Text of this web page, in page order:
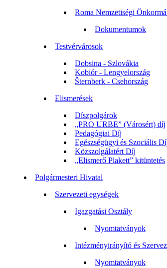
Roma Nemzetiségi
Dokumentumok
Testvérvárosok
Dobsina - Szlovákia
Kobiór - Lengyelország
Šternberk - Csehország
Elismerések
Díszpolgárok
„PRO URBE” (Városért) díj
Pedagógiai Díj
Egészségügyi és Szociális
Közszolgálatért Díj
„Elismerő Plakett” kitüntetés
Polgármesteri Hivatal
Szervezeti egységek
Igazgatási Osztály
Nyomtatványok
Intézményirányító és
Nyomtatványok